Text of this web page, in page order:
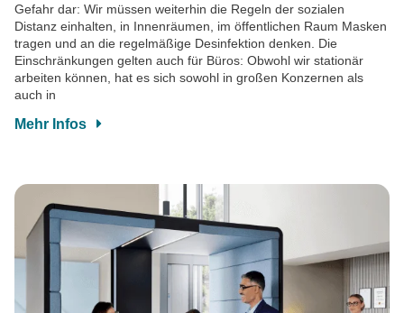
Gefahr dar: Wir müssen weiterhin die Regeln der sozialen
Distanz einhalten, in Innenräumen, im öffentlichen Raum Masken
tragen und an die regelmäßige Desinfektion denken. Die
Einschränkungen gelten auch für Büros: Obwohl wir stationär
arbeiten können, hat es sich sowohl in großen Konzernen als
auch in
Mehr Infos